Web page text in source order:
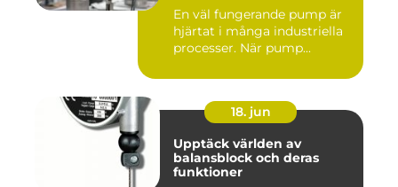
En väl fungerande pump är
hjärtat i många industriella
processer. När pump...
18. jun
Upptäck världen av
balansblock och deras
funktioner